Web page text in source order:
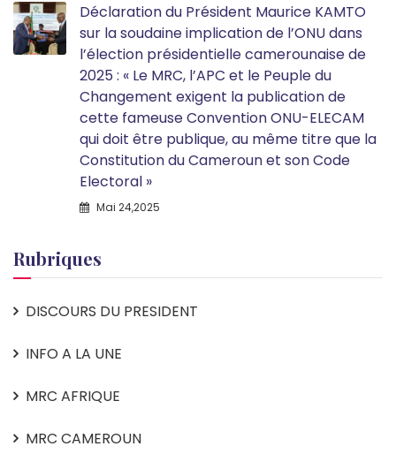
Déclaration du Président Maurice KAMTO
sur la soudaine implication de l’ONU dans
l’élection présidentielle camerounaise de
2025 : « Le MRC, l’APC et le Peuple du
Changement exigent la publication de
cette fameuse Convention ONU-ELECAM
qui doit être publique, au même titre que la
Constitution du Cameroun et son Code
Electoral »
Mai 24,2025
Rubriques
DISCOURS DU PRESIDENT
INFO A LA UNE
MRC AFRIQUE
MRC CAMEROUN